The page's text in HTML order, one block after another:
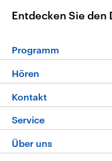
Entdecken Sie den
Programm
Die Nachrichten
Neue Beiträge
Hören
Livestream
Podcasts
Kontakt
Hörerservice
Service
FAQ
Über uns